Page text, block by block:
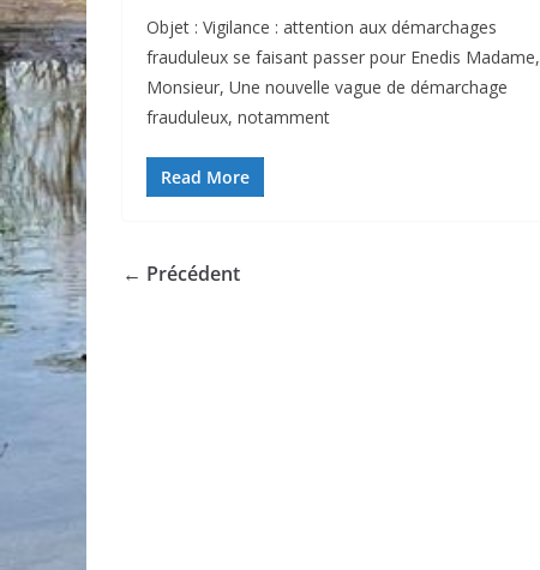
Objet : Vigilance : attention aux démarchages
frauduleux se faisant passer pour Enedis Madame,
Monsieur, Une nouvelle vague de démarchage
frauduleux, notamment
Read More
← Précédent